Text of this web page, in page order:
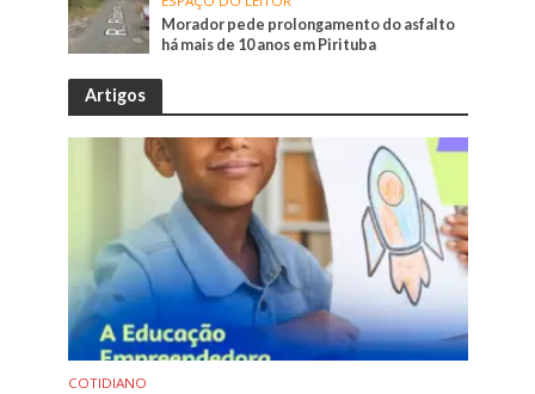
Morador pede prolongamento do asfalto
há mais de 10 anos em Pirituba
Artigos
COTIDIANO